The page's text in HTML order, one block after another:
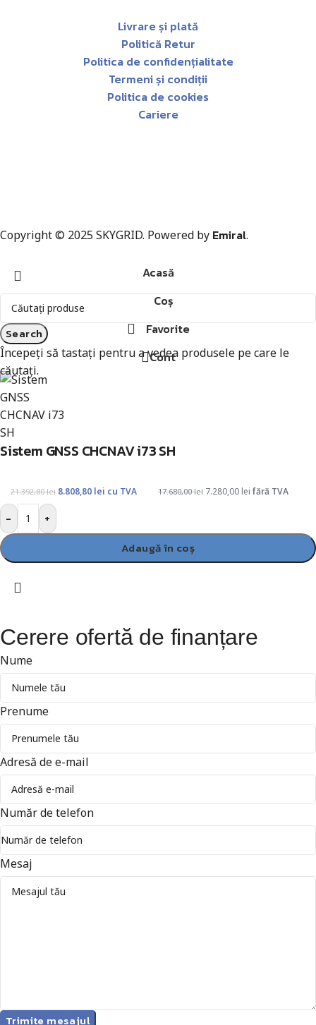
Livrare și plată
Politică Retur
Politica de confidențialitate
Termeni și condiții
Politica de cookies
Cariere
Copyright © 2025 SKYGRID. Powered by Emiral.
Search
Începeți să tastați pentru a vedea produsele pe care le
căutați.
Acasă
Coș
Favorite
Cont
Sistem GNSS CHCNAV i73 SH
17.680,00lei 7.280,00 lei fără TVA
21.392,80lei 8.808,80 lei cu TVA
-
+
Adaugă în coș
Cerere ofertă de finanțare
Nume
Prenume
Adresă de e-mail
Număr de telefon
Mesaj
Trimite mesajul